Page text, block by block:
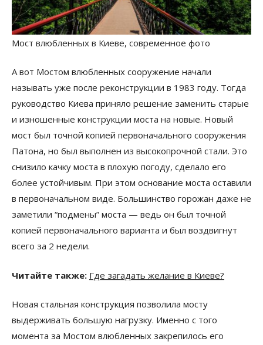
Мост влюбленных в Киеве, современное фото
А вот Мостом влюбленных сооружение начали
называть уже после реконструкции в 1983 году. Тогда
руководство Киева приняло решение заменить старые
и изношенные конструкции моста на новые. Новый
мост был точной копией первоначального сооружения
Патона, но был выполнен из высокопрочной стали. Это
снизило качку моста в плохую погоду, сделало его
более устойчивым. При этом основание моста оставили
в первоначальном виде. Большинство горожан даже не
заметили “подмены” моста — ведь он был точной
копией первоначального варианта и был воздвигнут
всего за 2 недели.
Читайте также: Где загадать желание в Киеве?
Новая стальная конструкция позволила мосту
выдерживать большую нагрузку. Именно с того
момента за Мостом влюбленных закрепилось его